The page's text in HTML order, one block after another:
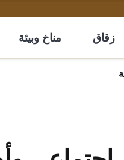
زقاق مناخ وبيئة